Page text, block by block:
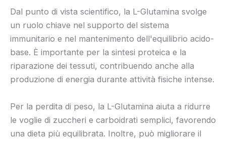
Dal punto di vista scientifico, la L-Glutamina svolge
un ruolo chiave nel supporto del sistema
immunitario e nel mantenimento dell'equilibrio acido-
base. È importante per la sintesi proteica e la
riparazione dei tessuti, contribuendo anche alla
produzione di energia durante attività fisiche intense.
Per la perdita di peso, la L-Glutamina aiuta a ridurre
le voglie di zuccheri e carboidrati semplici, favorendo
una dieta più equilibrata. Inoltre, può migliorare il